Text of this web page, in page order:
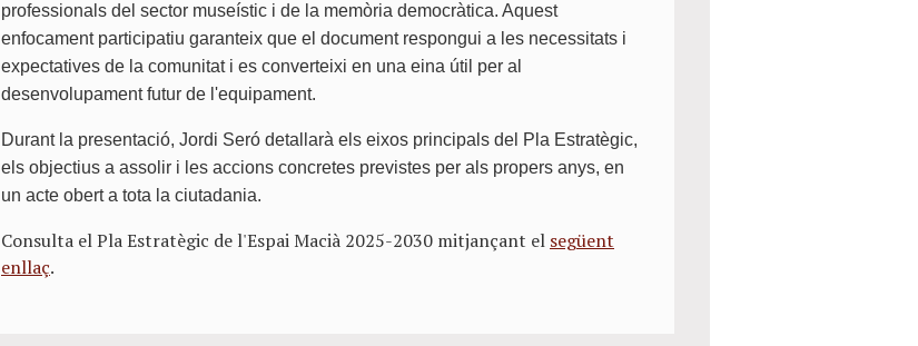
professionals del sector museístic i de la memòria democràtica. Aquest
enfocament participatiu garanteix que el document respongui a les necessitats i
expectatives de la comunitat i es converteixi en una eina útil per al
desenvolupament futur de l'equipament.
Durant la presentació, Jordi Seró detallarà els eixos principals del Pla Estratègic,
els objectius a assolir i les accions concretes previstes per als propers anys, en
un acte obert a tota la ciutadania.
Consulta el Pla Estratègic de l'Espai Macià 2025-2030 mitjançant el següent
enllaç.